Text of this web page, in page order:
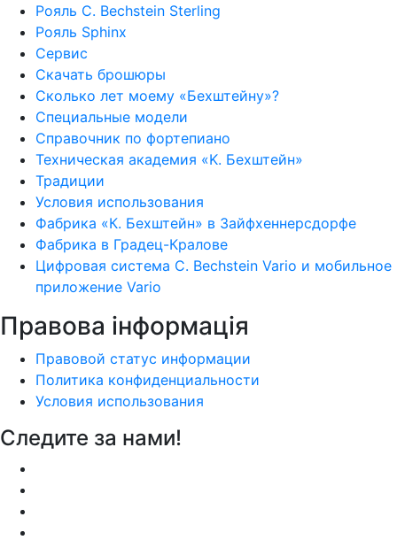
Рояль C. Bechstein Sterling
Рояль Sphinx
Сервис
Скачать брошюры
Сколько лет моему «Бехштейну»?
Специальные модели
Справочник по фортепиано
Техническая академия «K. Бехштейн»
Традиции
Условия использования
Фабрика «К. Бехштейн» в Зайфхеннерсдорфе
Фабрика в Градец-Кралове
Цифровая система C. Bechstein Vario и мобильное
приложение Vario
Правова інформація
Правовой статус информации
Политика конфиденциальности
Условия использования
Следите за нами!